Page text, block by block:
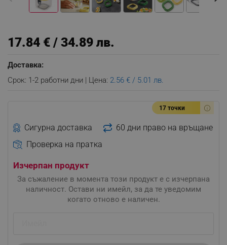
17.84 € / 34.89 лв.
Доставка:
Срок: 1-2 работни дни | Цена: 2.56 € / 5.01 лв.
17 точки
Сигурна доставка
60 дни право на връщане
Проверка на пратка
Изчерпан продукт
За съжаление в момента този продукт е с изчерпана
наличност. Остави ни имейл, за да те уведомим
когато отново е наличен.